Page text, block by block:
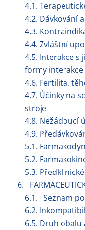
4.1.
4.2. Dávkování
4.3.
4.4. Zvláštní
4.5. Interakce s
formy interakce
4.6. Fertilita,
4.7. Účinky na
stroje
4.8. Nežádoucí
4.9.
5.1.
5.2.
5.3.
6.
6.1. Seznam
6.2.
6.5. Druh obalu